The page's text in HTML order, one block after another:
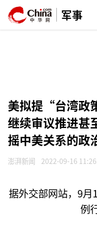
军事
美拟提“台湾政
继续审议推进甚
摇中美关系的政
澎湃新闻 2022-09-16
据外交部网站，9
例